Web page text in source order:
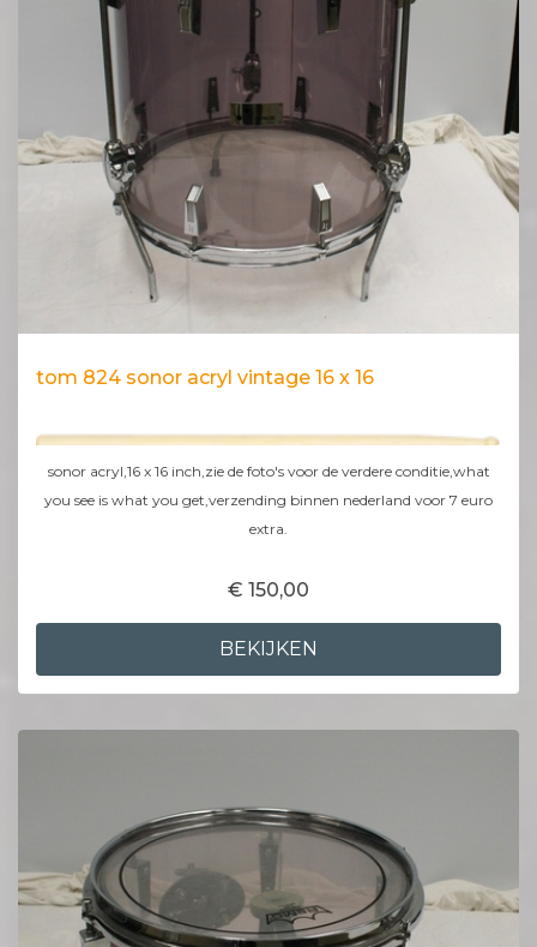
tom 824 sonor acryl vintage 16 x 16
sonor acryl,16 x 16 inch,zie de foto's voor de verdere conditie,what
you see is what you get,verzending binnen nederland voor 7 euro
extra.
€ 150,00
BEKIJKEN